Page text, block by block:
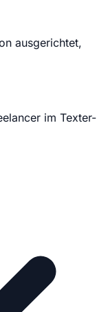
ausgerichtet,
im Texter-